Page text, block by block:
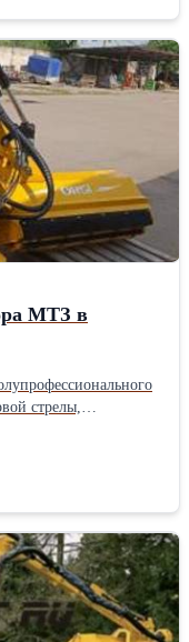
и может применяться в
территорий
нефтебаз, а также
дорог
МТЗ в
стрелы,
проникновением
Оснащен
Стрела
насадками